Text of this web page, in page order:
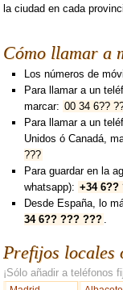
la ciudad en cada
Cómo llamar a
Los números de
Para llamar a un
marcar: 00 34 6??
Para llamar a un
Unidos ó Canadá,
???
Para guardar en la
whatsapp): +34 6??
Desde España, lo
34 6?? ??? ???
Prefijos locales
¡Sólo añadir a teléfonos